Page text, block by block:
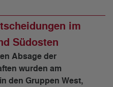
im
Südosten
Absage der
wurden am
den Gruppen West,